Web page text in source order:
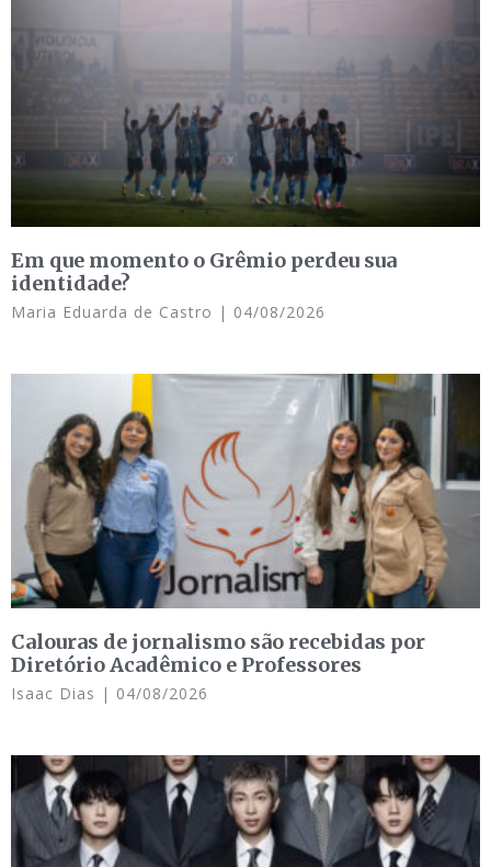
Em que momento o Grêmio perdeu sua
identidade?
Maria Eduarda de Castro 04/08/2026
Calouras de jornalismo são recebidas por
Diretório Acadêmico e Professores
Isaac Dias 04/08/2026